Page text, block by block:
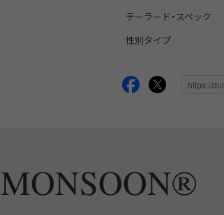
テーラード・スペック
性別タイプ
MONSOON®